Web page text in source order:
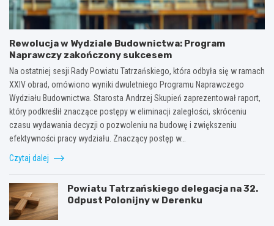
Rewolucja w Wydziale Budownictwa: Program
Naprawczy zakończony sukcesem
Na ostatniej sesji Rady Powiatu Tatrzańskiego, która odbyła się w ramach
XXIV obrad, omówiono wyniki dwuletniego Programu Naprawczego
Wydziału Budownictwa. Starosta Andrzej Skupień zaprezentował raport,
który podkreślił znaczące postępy w eliminacji zaległości, skróceniu
czasu wydawania decyzji o pozwoleniu na budowę i zwiększeniu
efektywności pracy wydziału. Znaczący postęp w…
Czytaj dalej
Powiatu Tatrzańskiego delegacja na 32.
Odpust Polonijny w Derenku